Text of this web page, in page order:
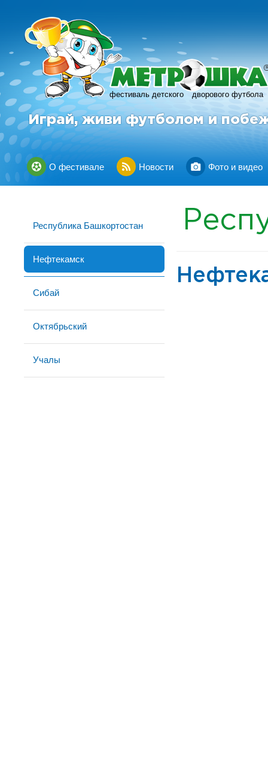
фестиваль детского дворового футбола
R
Играй, живи футболом и
О фестивале Новости Фото и видео
Республика Башкортостан
Нефтекамск
Сибай
Октябрьский
Учалы